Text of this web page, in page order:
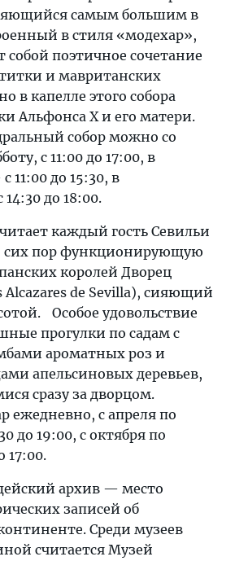
самым большим в
в стиля «модехар»,
собой поэтичное сочетание
и мавританских
в капелле этого собора
Альфонса X и его матери.
собор можно со
с 11:00 до 17:00, в
11:00 до 15:30, в
до 18:00.
каждый гость Севильи
сих пор функционирующую
королей Дворец
Alcazares de Sevilla), сияющий
Особое удовольствие
прогулки по садам с
ароматных роз и
апельсиновых деревьев,
сразу за дворцом.
ежедневно, с апреля по
до 19:00, с октября по
17:00.
архив — место
записей об
Среди музеев
считается Музей